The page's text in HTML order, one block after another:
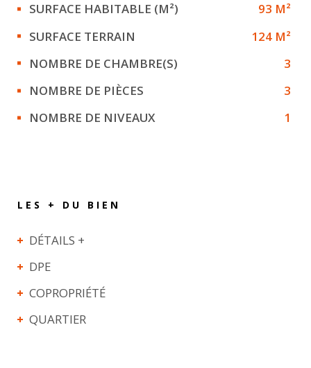
SURFACE HABITABLE (M²)
93 M²
SURFACE TERRAIN
124 M²
NOMBRE DE CHAMBRE(S)
3
NOMBRE DE PIÈCES
3
NOMBRE DE NIVEAUX
1
LES + DU BIEN
DÉTAILS +
DPE
COPROPRIÉTÉ
QUARTIER